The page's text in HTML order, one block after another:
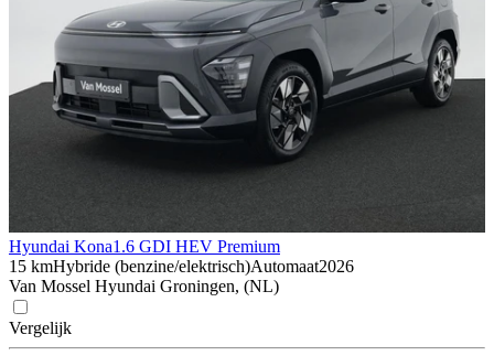
Hyundai Kona1.6 GDI HEV Premium
15 kmHybride (benzine/elektrisch)Automaat2026
Van Mossel Hyundai Groningen, (NL)
Vergelijk